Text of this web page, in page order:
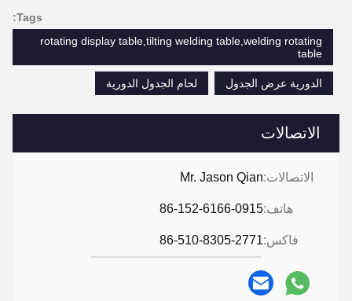
الاتصالات
الاتصالات:Mr. Jason Qian
هاتف:86-152-6166-0915
فاكس:86-510-8305-2771
Tags:
rotating display table,tilting welding table,welding rotating
table
الدورية عرض الجدول لحام الجدول الدورية